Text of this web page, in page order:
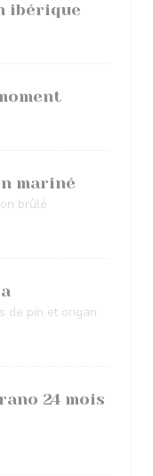
ibérique
mariné
brûlé
de pin et origan
24 mois